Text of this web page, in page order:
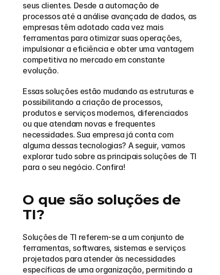
seus clientes. Desde a automação de
processos até a análise avançada de dados, as
empresas têm adotado cada vez mais
ferramentas para otimizar suas operações,
impulsionar a eficiência e obter uma vantagem
competitiva no mercado em constante
evolução.
Essas soluções estão mudando as estruturas e
possibilitando a criação de processos,
produtos e serviços modernos, diferenciados
ou que atendam novas e frequentes
necessidades. Sua empresa já conta com
alguma dessas tecnologias? A seguir, vamos
explorar tudo sobre as principais soluções de TI
para o seu negócio. Confira!
O que são soluções de
TI?
Soluções de TI referem-se a um conjunto de
ferramentas, softwares, sistemas e serviços
projetados para atender às necessidades
específicas de uma organização, permitindo a